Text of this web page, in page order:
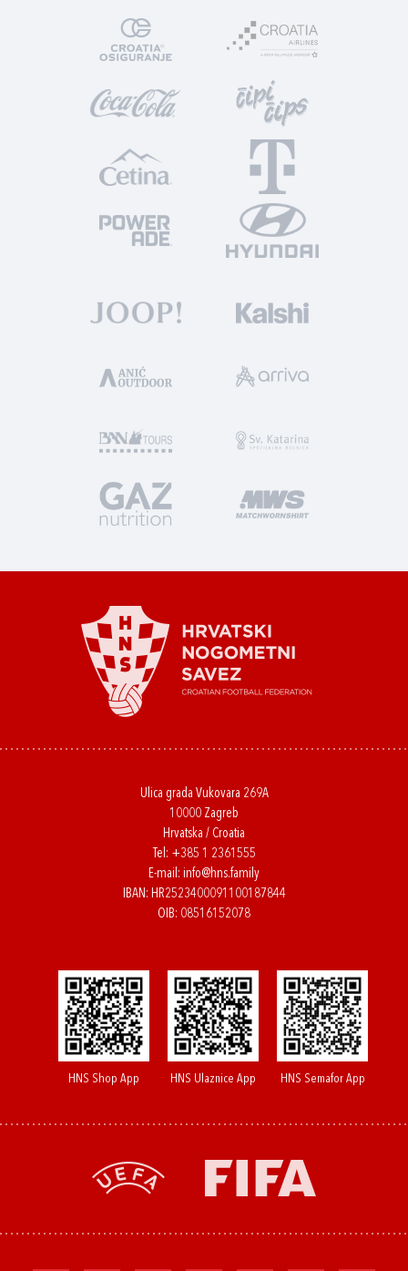
Ulica grada Vukovara 269A
10000 Zagreb
Hrvatska / Croatia
Tel: +385 1 2361555
E-mail: info@hns.family
IBAN: HR2523400091100187844
OIB: 08516152078
HNS Shop App HNS Ulaznice App HNS Semafor App